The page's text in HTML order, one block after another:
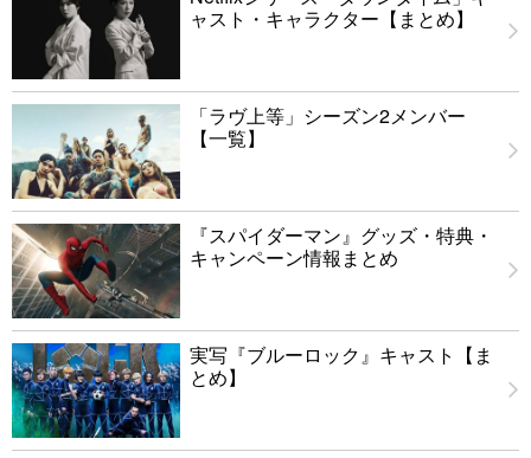
ャスト・キャラクター【まとめ】
「ラヴ上等」シーズン2メンバー
【一覧】
『スパイダーマン』グッズ・特典・
キャンペーン情報まとめ
実写『ブルーロック』キャスト【ま
とめ】